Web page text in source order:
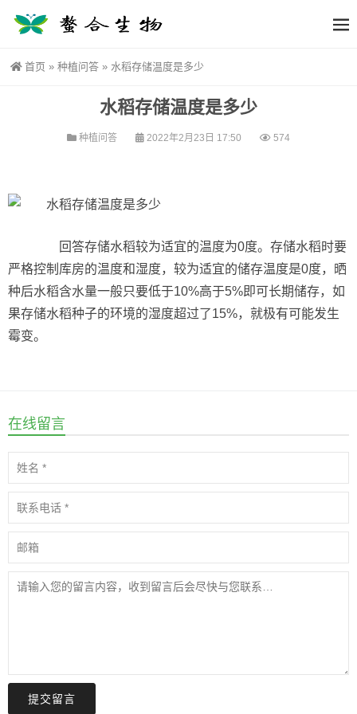
首页 » 种植问答 » 水稻存储温度是多少
水稻存储温度是多少
种植问答 2022年2月23日 17:50 574
回答存储水稻较为适宜的温度为0度。存储水稻时要
严格控制库房的温度和湿度，较为适宜的储存温度是0度，晒
种后水稻含水量一般只要低于10%高于5%即可长期储存，如
果存储水稻种子的环境的湿度超过了15%，就极有可能发生
霉变。
在线留言
提交留言